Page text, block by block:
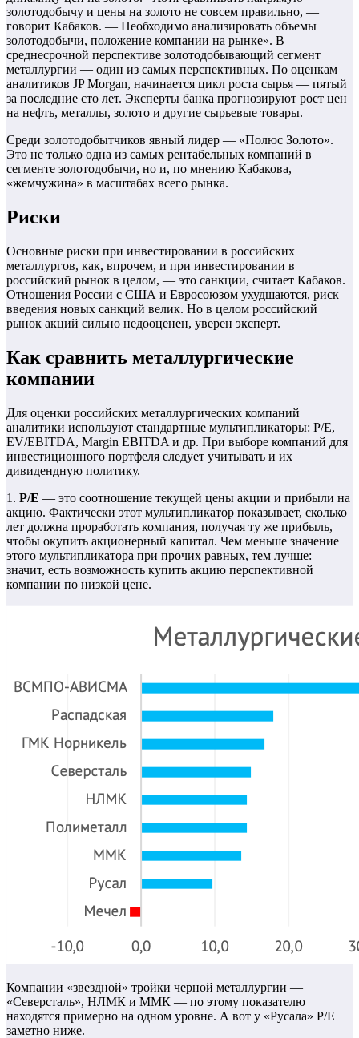
золотодобычу и цены на золото не совсем правильно, —
говорит Кабаков. — Необходимо анализировать объемы
золотодобычи, положение компании на рынке». В
среднесрочной перспективе золотодобывающий сегмент
металлургии — один из самых перспективных. По оценкам
аналитиков JP Morgan, начинается цикл роста сырья — пятый
за последние сто лет. Эксперты банка прогнозируют рост цен
на нефть, металлы, золото и другие сырьевые товары.
Среди золотодобытчиков явный лидер — «Полюс Золото».
Это не только одна из самых рентабельных компаний в
сегменте золотодобычи, но и, по мнению Кабакова,
«жемчужина» в масштабах всего рынка.
Риски
Основные риски при инвестировании в российских
металлургов, как, впрочем, и при инвестировании в
российский рынок в целом, — это санкции, считает Кабаков.
Отношения России с США и Евросоюзом ухудшаются, риск
введения новых санкций велик. Но в целом российский
рынок акций сильно недооценен, уверен эксперт.
Как сравнить металлургические
компании
Для оценки российских металлургических компаний
аналитики используют стандартные мультипликаторы: P/E,
EV/EBITDA, Margin EBITDA и др. При выборе компаний для
инвестиционного портфеля следует учитывать и их
дивидендную политику.
1. P/E — это соотношение текущей цены акции и прибыли на
акцию. Фактически этот мультипликатор показывает, сколько
лет должна проработать компания, получая ту же прибыль,
чтобы окупить акционерный капитал. Чем меньше значение
этого мультипликатора при прочих равных, тем лучше:
значит, есть возможность купить акцию перспективной
компании по низкой цене.
Компании «звездной» тройки черной металлургии —
«Северсталь», НЛМК и ММК — по этому показателю
находятся примерно на одном уровне. А вот у «Русала» P/E
заметно ниже.